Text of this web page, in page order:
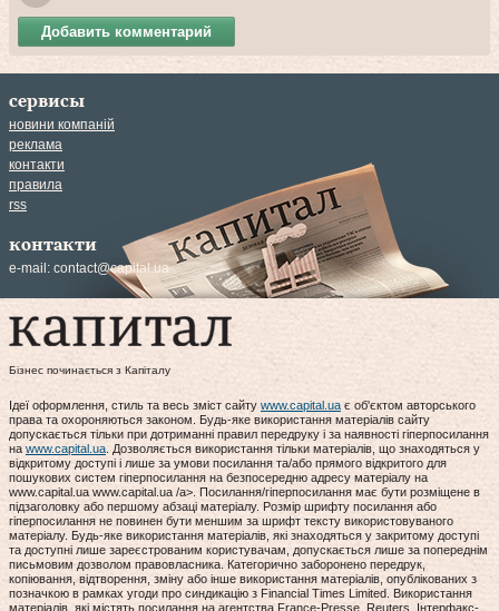
Добавить комментарий
сервисы
новини компаній
реклама
контакти
правила
rss
контакти
e-mail: contact@capital.ua
Бізнес починається з Капіталу
Ідеї оформлення, стиль та весь зміст сайту www.capital.ua є об'єктом авторського
права та охороняються законом. Будь-яке використання матеріалів сайту
допускається тільки при дотриманні правил передруку і за наявності гіперпосилання
на www.capital.ua. Дозволяється використання тільки матеріалів, що знаходяться у
відкритому доступі і лише за умови посилання та/або прямого відкритого для
пошукових систем гіперпосилання на безпосередню адресу матеріалу на
www.capital.ua www.capital.ua /a>. Посилання/гіперпосилання має бути розміщене в
підзаголовку або першому абзаці матеріалу. Розмір шрифту посилання або
гіперпосилання не повинен бути меншим за шрифт тексту використовуваного
матеріалу. Будь-яке використання матеріалів, які знаходяться у закритому доступі
та доступні лише зареєстрованим користувачам, допускається лише за попереднім
письмовим дозволом правовласника. Категорично заборонено передрук,
копіювання, відтворення, зміну або інше використання матеріалів, опублікованих з
позначкою в рамках угоди про синдикацію з Financial Times Limited. Використання
матеріалів, які містять посилання на агентства France-Presse, Reuters, Інтерфакс-